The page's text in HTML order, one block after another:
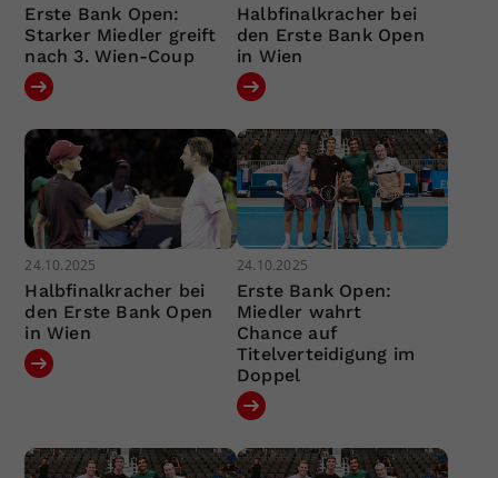
Erste Bank Open:
Starker Miedler greift
nach 3. Wien-Coup
Halbfinalkracher bei
den Erste Bank Open
in Wien
24.10.2025
Halbfinalkracher bei
den Erste Bank Open
in Wien
24.10.2025
Erste Bank Open:
Miedler wahrt
Chance auf
Titelverteidigung im
Doppel